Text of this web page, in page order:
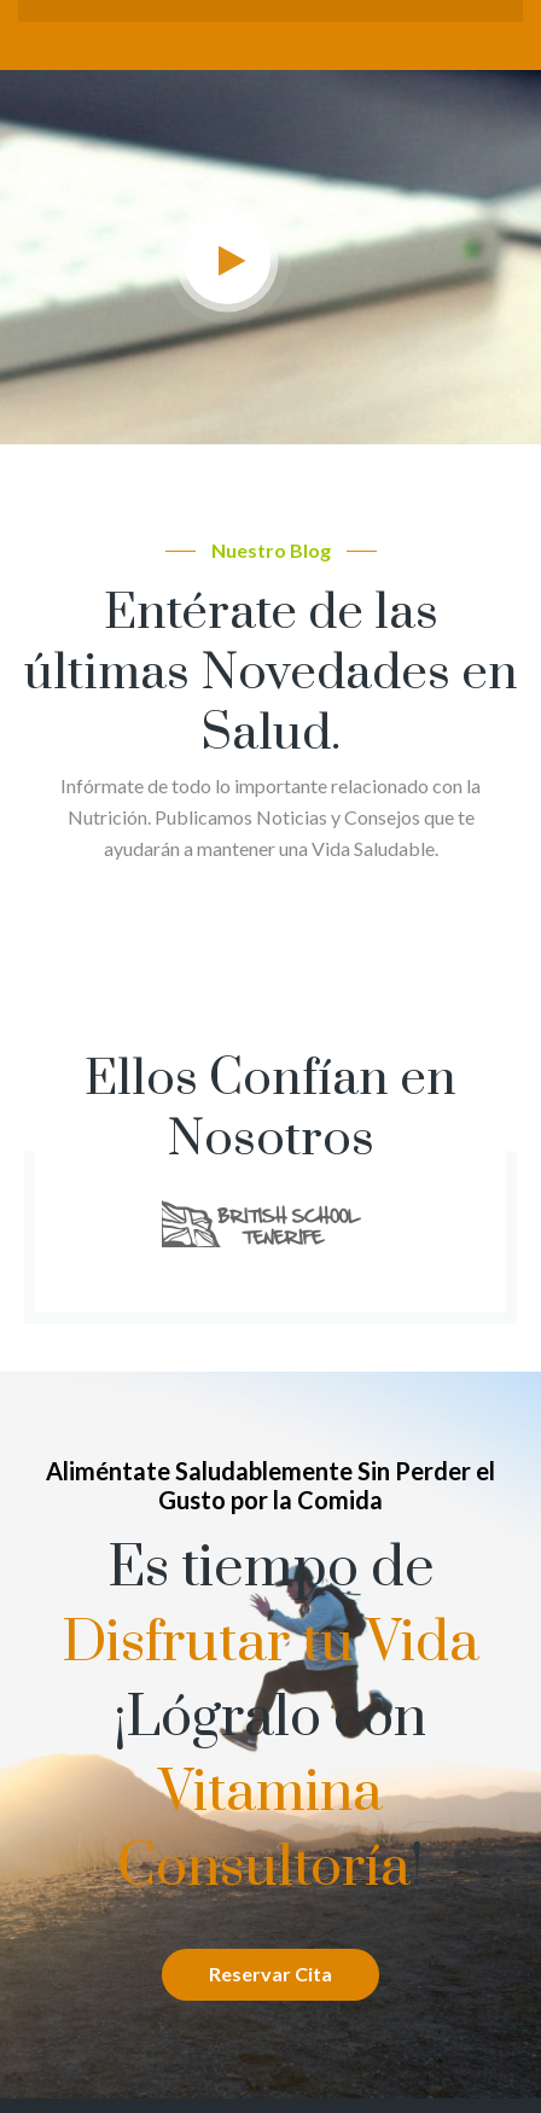
Nuestro Blog
Entérate de las
últimas Novedades en
Salud.
Infórmate de todo lo importante relacionado con la
Nutrición. Publicamos Noticias y Consejos que te
ayudarán a mantener una Vida Saludable.
Ellos Confían en
Nosotros
Aliméntate Saludablemente Sin Perder el
Gusto por la Comida
Es tiempo de
Disfrutar tu Vida
¡Lógralo con
Vitamina
Consultoría!
Reservar Cita